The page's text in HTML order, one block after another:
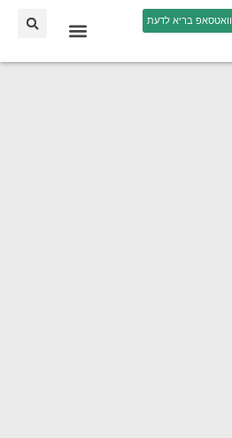
וואטסאפ בריא לדעת